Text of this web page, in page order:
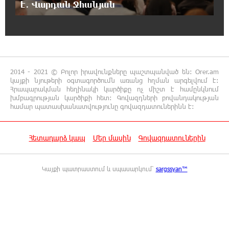
23:22:54 7-08-2026
Իտալական Սիցիլիա կղզում ժայթքել է
Էտնա հրաբուխը
ու վիրավորների մասին
22:40:18 7-08-2026
է․ Վարդան Ջհանյան
2014 - 2021 © Բոլոր իրավունքները պաշտպանված են: Orer.am
կայքի նյութերի օգտագործումն առանց հղման արգելվում է:
Հրապարակման հեղինակի կարծիքը ոչ միշտ է համընկնում
խմբագրության կարծիքի հետ: Գովազդների բովանդակության
համար պատասխանատվությունը գովազդատուներինն է:
Հետադարձ կապ Մեր մասին Գովազդատուներին
Կայքի պատրաստում և սպասարկում՝ sargssyan™